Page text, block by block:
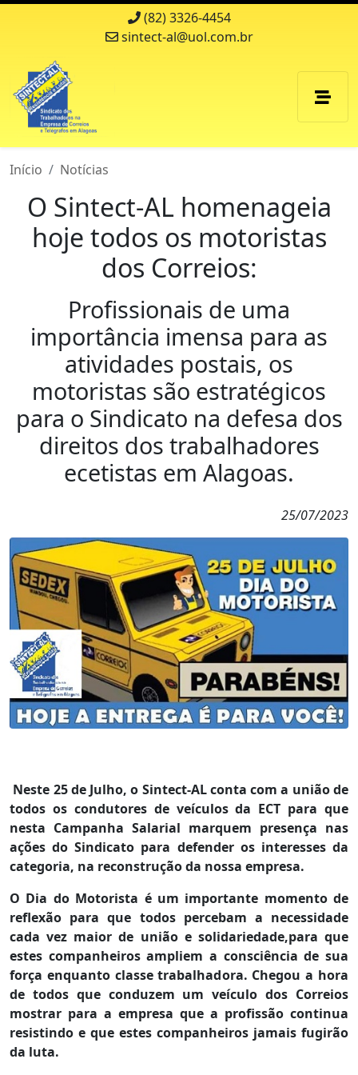
(82) 3326-4454
sintect-al@uol.com.br
Início Notícias
O Sintect-AL homenageia
hoje todos os motoristas
dos Correios:
Profissionais de uma
importância imensa para as
atividades postais, os
motoristas são estratégicos
para o Sindicato na defesa dos
direitos dos trabalhadores
ecetistas em Alagoas.
25/07/2023
Neste 25 de Julho, o Sintect-AL conta com a união de
todos os condutores de veículos da ECT para que
nesta Campanha Salarial marquem presença nas
ações do Sindicato para defender os interesses da
categoria, na reconstrução da nossa empresa.
O Dia do Motorista é um importante momento de
reflexão para que todos percebam a necessidade
cada vez maior de união e solidariedade,para que
estes companheiros ampliem a consciência de sua
força enquanto classe trabalhadora. Chegou a hora
de todos que conduzem um veículo dos Correios
mostrar para a empresa que a profissão continua
resistindo e que estes companheiros jamais fugirão
da luta.